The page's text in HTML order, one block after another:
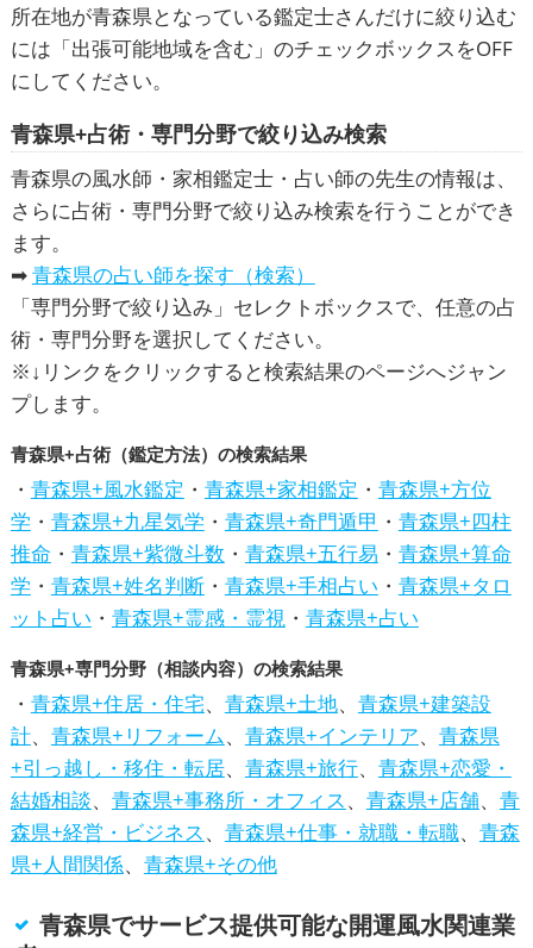
所在地が青森県となっている鑑定士さんだけに絞り込む
には「出張可能地域を含む」のチェックボックスをOFF
にしてください。
青森県+占術・専門分野で絞り込み検索
青森県の風水師・家相鑑定士・占い師の先生の情報は、
さらに占術・専門分野で絞り込み検索を行うことができ
ます。
➡青森県の占い師を探す（検索）
「専門分野で絞り込み」セレクトボックスで、任意の占
術・専門分野を選択してください。
※↓リンクをクリックすると検索結果のページへジャン
プします。
青森県+占術（鑑定方法）の検索結果
・ 青森県+風水鑑定 ・ 青森県+家相鑑定 ・ 青森県+方位
学 ・ 青森県+九星気学 ・ 青森県+奇門遁甲 ・ 青森県+四柱
推命 ・ 青森県+紫微斗数 ・ 青森県+五行易 ・ 青森県+算命
学 ・ 青森県+姓名判断・ 青森県+手相占い ・ 青森県+タロ
ット占い ・ 青森県+霊感・霊視・ 青森県+占い
青森県+専門分野（相談内容）の検索結果
・ 青森県+住居・住宅、 青森県+土地、 青森県+建築設
計、 青森県+リフォーム、 青森県+インテリア、 青森県
+引っ越し・移住・転居、 青森県+旅行、 青森県+恋愛・
結婚相談、 青森県+事務所・オフィス、 青森県+店舗、 青
森県+経営・ビジネス、 青森県+仕事・就職・転職、 青森
県+人間関係、 青森県+その他
青森県でサービス提供可能な開運風水関連業